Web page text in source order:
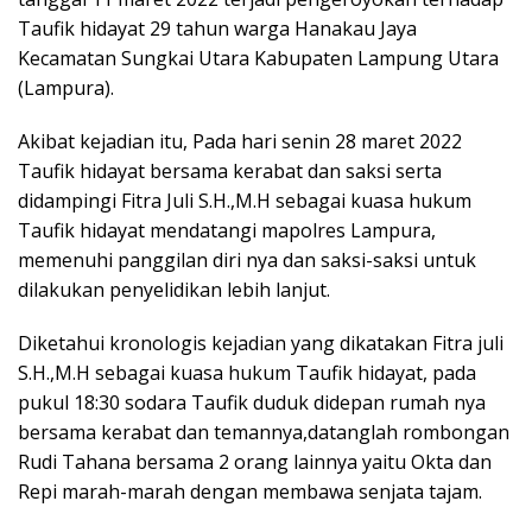
Taufik hidayat 29 tahun warga Hanakau Jaya
Kecamatan Sungkai Utara Kabupaten Lampung Utara
(Lampura).
Akibat kejadian itu, Pada hari senin 28 maret 2022
Taufik hidayat bersama kerabat dan saksi serta
didampingi Fitra Juli S.H.,M.H sebagai kuasa hukum
Taufik hidayat mendatangi mapolres Lampura,
memenuhi panggilan diri nya dan saksi-saksi untuk
dilakukan penyelidikan lebih lanjut.
Diketahui kronologis kejadian yang dikatakan Fitra juli
S.H.,M.H sebagai kuasa hukum Taufik hidayat, pada
pukul 18:30 sodara Taufik duduk didepan rumah nya
bersama kerabat dan temannya,datanglah rombongan
Rudi Tahana bersama 2 orang lainnya yaitu Okta dan
Repi marah-marah dengan membawa senjata tajam.